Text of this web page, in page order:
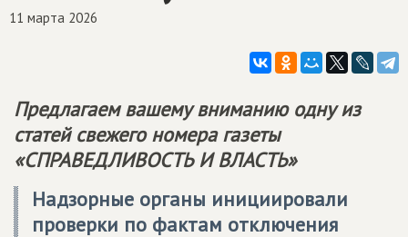
11 марта 2026
Предлагаем вашему вниманию одну из
статей свежего номера газеты
«СПРАВЕДЛИВОСТЬ И ВЛАСТЬ»
Надзорные органы инициировали
проверки по фактам отключения